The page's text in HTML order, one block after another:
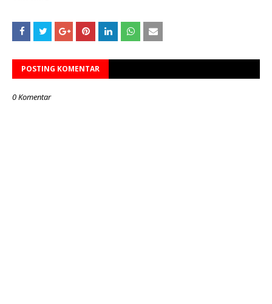
POSTING KOMENTAR
0 Komentar